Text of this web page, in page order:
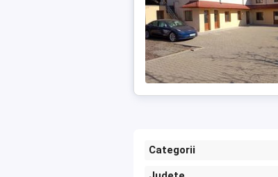
Categorii